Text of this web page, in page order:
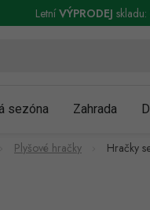
a reklamace Podmínky
LetníVÝPRODEJ skladu:
sezóna Zahrada
Plyšové hračky Hračky